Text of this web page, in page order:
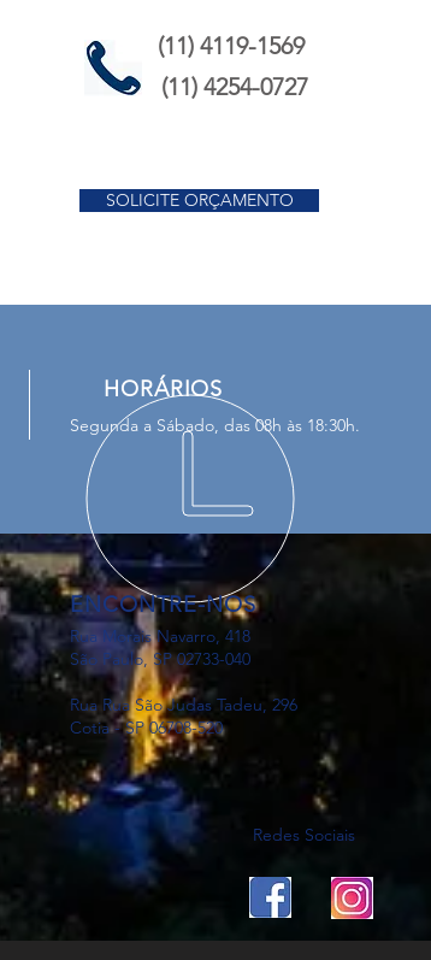
(11) 4119-1569
(11) 4254-0727
SOLICITE ORÇAMENTO
HORÁRIOS
Segunda a Sábado, das 08h às 18:30h.
ENCONTRE-NOS
Rua Morais Navarro, 418
São Paulo, SP 02733-040
Rua Rua São Judas Tadeu, 296
Cotia - SP 06708-520
Redes Sociais